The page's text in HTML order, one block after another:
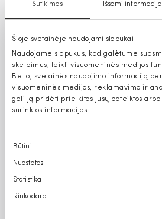
Sutikimas Išsami informacija
Šioje svetainėje naudojami slapukai
Naudojame slapukus, kad galėtume
skelbimus, teikti visuomeninės medijos
Be to, svetainės naudojimo informaciją
visuomeninės medijos, reklamavimo ir
gali ją pridėti prie kitos jūsų pateiktos arba
surinktos informacijos.
Sutikimo
pasirinkimas
Būtini
Nuostatos
Statistika
Rinkodara